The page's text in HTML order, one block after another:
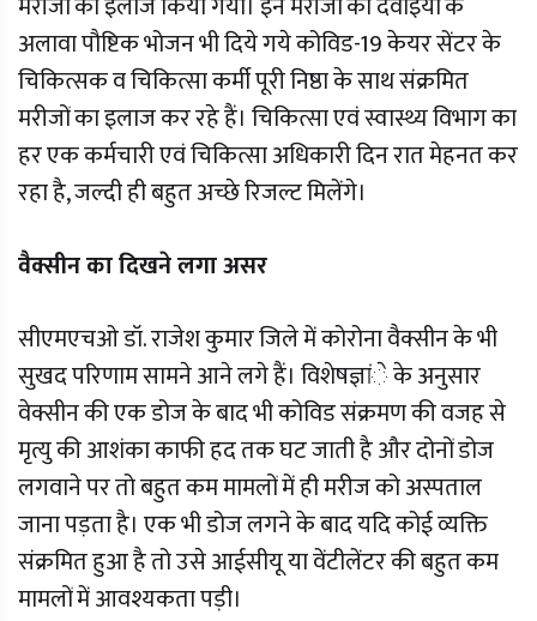
अलावा पौष्टिक भोजन भी दिये गये कोविड-19 केयर सेंटर के
चिकित्सक व चिकित्सा कर्मी पूरी निष्ठा के साथ संक्रमित
मरीजों का इलाज कर रहे हैं। चिकित्सा एवं स्वास्थ्य विभाग का
हर एक कर्मचारी एवं चिकित्सा अधिकारी दिन रात मेहनत कर
रहा है, जल्दी ही बहुत अच्छे रिजल्ट मिलेंगे।
वैक्सीन का दिखने लगा असर
सीएमएचओ डॉ. राजेश कुमार जिले में कोरोना वैक्सीन के भी
सुखद परिणाम सामने आने लगे हैं। विशेषज्ञांे के अनुसार
वेक्सीन की एक डोज के बाद भी कोविड संक्रमण की वजह से
मृत्यु की आशंका काफी हद तक घट जाती है और दोनों डोज
लगवाने पर तो बहुत कम मामलों में ही मरीज को अस्पताल
जाना पड़ता है। एक भी डोज लगने के बाद यदि कोई व्यक्ति
संक्रमित हुआ है तो उसे आईसीयू या वेंटीलेंटर की बहुत कम
मामलों में आवश्यकता पड़ी।